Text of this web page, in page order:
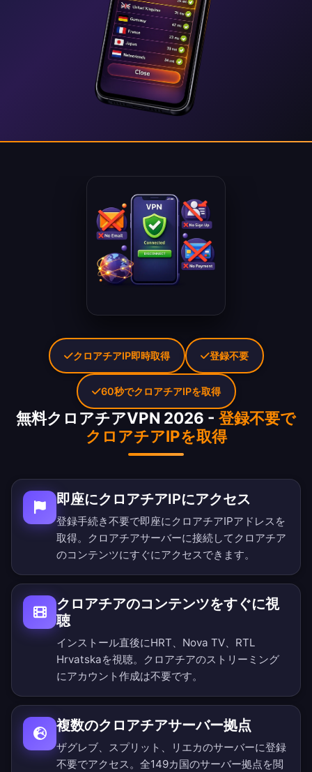
無料クロアチアVPN 2026 - 登録不要で
クロアチアIPを取得
即座にクロアチアIPにアクセス
登録手続き不要で即座にクロアチアIPアドレスを
取得。クロアチアサーバーに接続してクロアチア
のコンテンツにすぐにアクセスできます。
クロアチアのコンテンツをすぐに視
聴
インストール直後にHRT、Nova TV、RTL
Hrvatskaを視聴。クロアチアのストリーミング
にアカウント作成は不要です。
複数のクロアチアサーバー拠点
ザグレブ、スプリット、リエカのサーバーに登録
不要でアクセス。 全149カ国のサーバー拠点を閲
クロアチアIP即時取得 登録不要
60秒でクロアチアIPを取得